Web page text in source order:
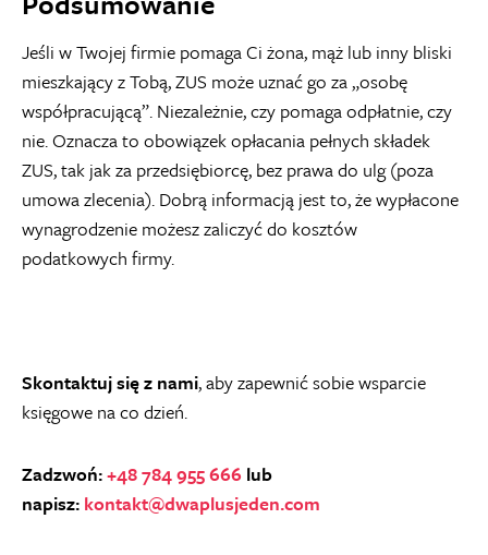
Jeśli w Twojej firmie pomaga Ci żona, mąż lub inny bliski
mieszkający z Tobą, ZUS może uznać go za „osobę
współpracującą”. Niezależnie, czy pomaga odpłatnie, czy
nie. Oznacza to obowiązek opłacania pełnych składek
ZUS, tak jak za przedsiębiorcę, bez prawa do ulg (poza
umowa zlecenia). Dobrą informacją jest to, że wypłacone
wynagrodzenie możesz zaliczyć do kosztów
podatkowych firmy.
Skontaktuj się z nami, aby zapewnić sobie wsparcie
księgowe na co dzień.
Zadzwoń:+48 784 955 666 lub
napisz: kontakt@dwaplusjeden.com